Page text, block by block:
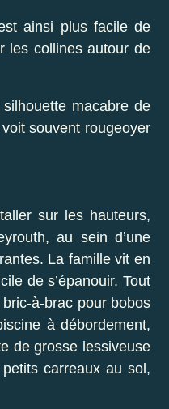
ainsi plus facile de
les collines autour de
macabre de
souvent rougeoyer
sur les hauteurs,
au sein d’une
La famille vit en
de s’épanouir. Tout
à-brac pour bobos
à débordement,
de grosse lessiveuse
carreaux au sol,